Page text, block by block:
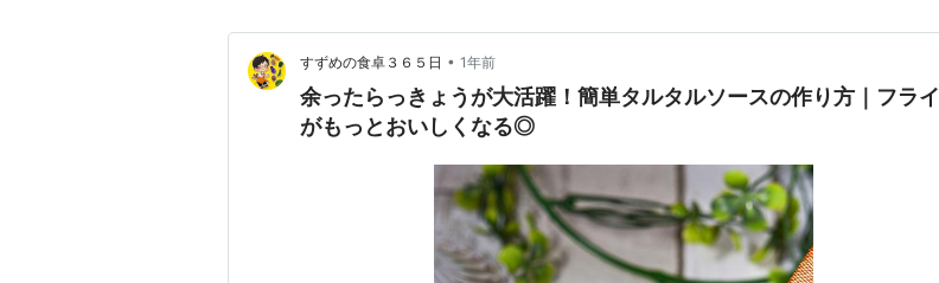
すずめの食卓３６５日 • 1年前
余ったらっきょうが大活躍！簡単タルタルソースの作り方｜フライ
がもっとおいしくなる◎